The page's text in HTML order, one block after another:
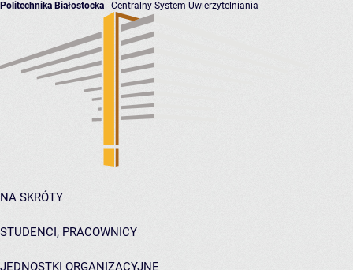
Politechnika Białostocka - Centralny System Uwierzytelniania
NA SKRÓTY
STUDENCI, PRACOWNICY
JEDNOSTKI ORGANIZACYJNE